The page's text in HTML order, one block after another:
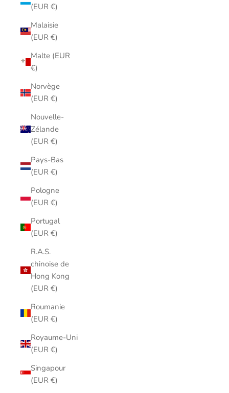
(EUR €)
Malaisie
(EUR €)
Malte (EUR
€)
Norvège
(EUR €)
Nouvelle-
Zélande
(EUR €)
Pays-Bas
(EUR €)
Pologne
(EUR €)
Portugal
(EUR €)
R.A.S.
chinoise de
Hong Kong
(EUR €)
Roumanie
(EUR €)
Royaume-Uni
(EUR €)
Singapour
(EUR €)